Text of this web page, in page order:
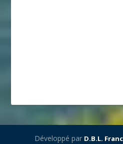
Développé par D.B.L.